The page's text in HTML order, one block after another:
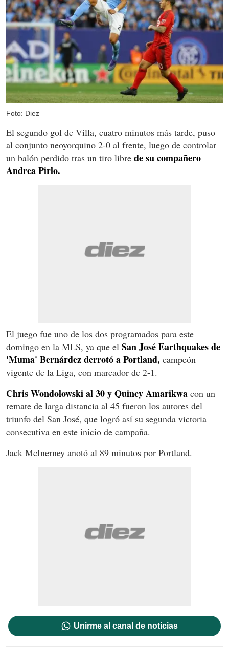
Foto: Diez
El segundo gol de Villa, cuatro minutos más tarde, puso
al conjunto neoyorquino 2-0 al frente, luego de controlar
un balón perdido tras un tiro libre de su compañero
Andrea Pirlo.
El juego fue uno de los dos programados para este
domingo en la MLS, ya que el San José Earthquakes de
'Muma' Bernárdez derrotó a Portland, campeón
vigente de la Liga, con marcador de 2-1.
Chris Wondolowski al 30 y Quincy Amarikwa con un
remate de larga distancia al 45 fueron los autores del
triunfo del San José, que logró así su segunda victoria
consecutiva en este inicio de campaña.
Jack McInerney anotó al 89 minutos por Portland.
Unirme al canal de noticias